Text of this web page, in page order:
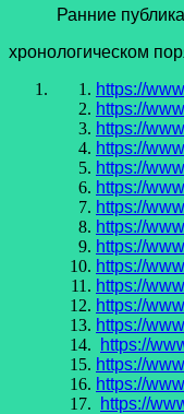
Ранние
хронологическом
https://
https://
https://
https://
https://
https://
https://
https://
https://
https://
https://
https://
https://
https://
https://
https://
https://